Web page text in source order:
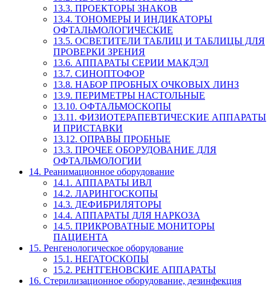
13.3. ПРОЕКТОРЫ ЗНАКОВ
13.4. ТОНОМЕРЫ И ИНДИКАТОРЫ
ОФТАЛЬМОЛОГИЧЕСКИЕ
13.5. ОСВЕТИТЕЛИ ТАБЛИЦ И ТАБЛИЦЫ ДЛЯ
ПРОВЕРКИ ЗРЕНИЯ
13.6. АППАРАТЫ СЕРИИ МАКДЭЛ
13.7. СИНОПТОФОР
13.8. НАБОР ПРОБНЫХ ОЧКОВЫХ ЛИНЗ
13.9. ПЕРИМЕТРЫ НАСТОЛЬНЫЕ
13.10. ОФТАЛЬМОСКОПЫ
13.11. ФИЗИОТЕРАПЕВТИЧЕСКИЕ АППАРАТЫ
И ПРИСТАВКИ
13.12. ОПРАВЫ ПРОБНЫЕ
13.3. ПРОЧЕЕ ОБОРУДОВАНИЕ ДЛЯ
ОФТАЛЬМОЛОГИИ
14. Реанимационное оборудование
14.1. АППАРАТЫ ИВЛ
14.2. ЛАРИНГОСКОПЫ
14.3. ДЕФИБРИЛЯТОРЫ
14.4. АППАРАТЫ ДЛЯ НАРКОЗА
14.5. ПРИКРОВАТНЫЕ МОНИТОРЫ
ПАЦИЕНТА
15. Ренгенологическое оборудование
15.1. НЕГАТОСКОПЫ
15.2. РЕНТГЕНОВСКИЕ АППАРАТЫ
16. Стерилизационное оборудование, дезинфекция